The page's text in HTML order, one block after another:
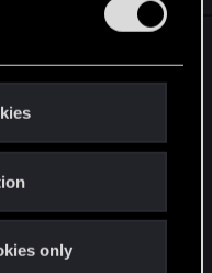
only
1.4, pobrałem i
na
językowa i moje
tę
mam język